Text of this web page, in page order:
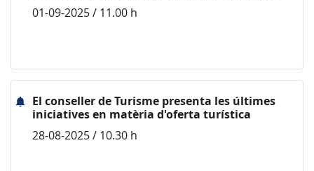
01-09-2025 / 11.00 h
El conseller de Turisme presenta les últimes
iniciatives en matèria d'oferta turística
28-08-2025 / 10.30 h